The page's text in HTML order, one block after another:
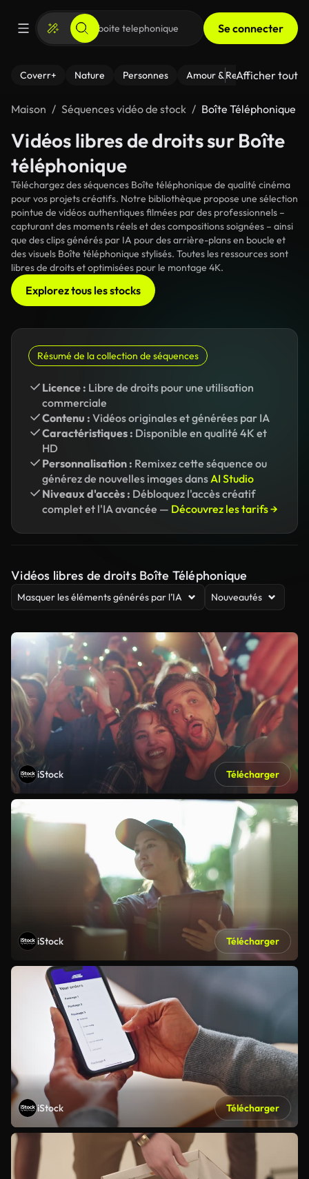
Se connecter
Coverr+ Nature Personnes Amour & Relations Le
Afficher tout
Maison Séquences vidéo de stock Boîte Téléphonique
Vidéos libres de droits sur Boîte
téléphonique
Téléchargez des séquences Boîte téléphonique de qualité cinéma
pour vos projets créatifs. Notre bibliothèque propose une sélection
pointue de vidéos authentiques filmées par des professionnels –
capturant des moments réels et des compositions soignées – ainsi
que des clips générés par IA pour des arrière-plans en boucle et
des visuels Boîte téléphonique stylisés. Toutes les ressources sont
libres de droits et optimisées pour le montage 4K.
Explorez tous les stocks
Résumé de la collection de séquences
Licence : Libre de droits pour une utilisation
commerciale
Contenu : Vidéos originales et générées par IA
Caractéristiques : Disponible en qualité 4K et
HD
Personnalisation : Remixez cette séquence ou
générez de nouvelles images dansAI Studio
Niveaux d'accès : Débloquez l'accès créatif
complet et l'IA avancée — Découvrez les tarifs →
Vidéos libres de droits Boîte Téléphonique
Masquer les éléments générés par l’IA Nouveautés
iStock Télécharger
iStock Télécharger
iStock Télécharger